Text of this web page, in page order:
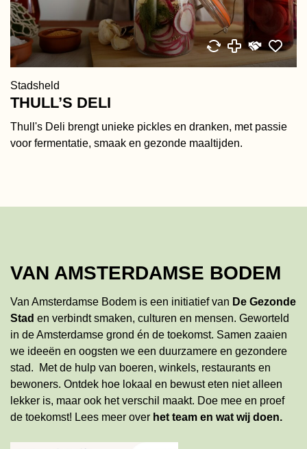
Stadsheld
THULL’S DELI
Thull's Deli brengt unieke pickles en dranken, met passie
voor fermentatie, smaak en gezonde maaltijden.
VAN AMSTERDAMSE BODEM
Van Amsterdamse Bodem is een initiatief van De Gezonde
Stad en verbindt smaken, culturen en mensen. Geworteld
in de Amsterdamse grond én de toekomst. Samen zaaien
we ideeën en oogsten we een duurzamere en gezondere
stad. Met de hulp van boeren, winkels, restaurants en
bewoners. Ontdek hoe lokaal en bewust eten niet alleen
lekker is, maar ook het verschil maakt. Doe mee en proef
de toekomst! Lees meer over het team en wat wij doen.